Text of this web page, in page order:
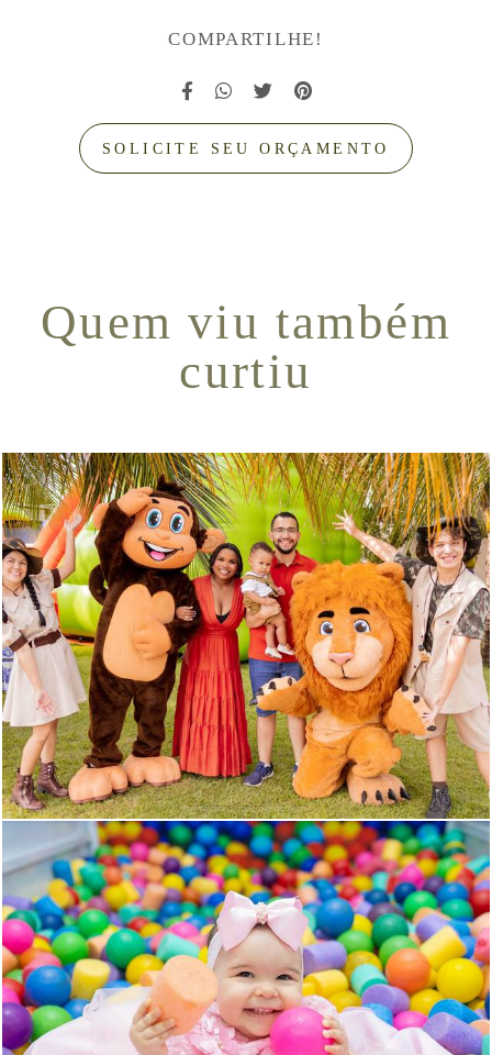
COMPARTILHE!
SOLICITE SEU ORÇAMENTO
Quem viu também
curtiu
925 1